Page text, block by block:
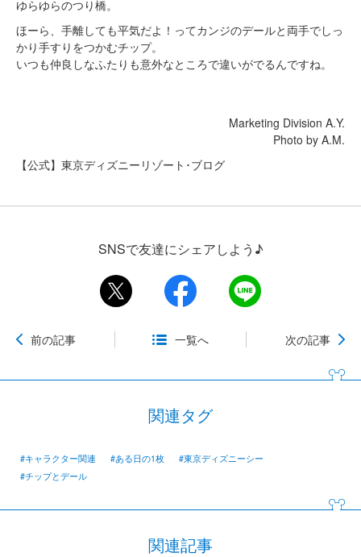
ゆらゆらのつり橋。
ほーら、手離しても平気だよ！ってカンジのデールと両手でしっ
かり手すりをつかむチップ。
いつも仲良しなふたりも意外なところで違いがでるんですね。
Marketing Division A.Y.
Photo by A.M.
【公式】東京ディズニーリゾート･ブログ
SNSで友達にシェアしよう♪
前の記事 一覧へ 次の記事
関連タグ
#キャラクター関連 #ある日の1枚
#東京ディズニーシー
#チップとデール
関連記事